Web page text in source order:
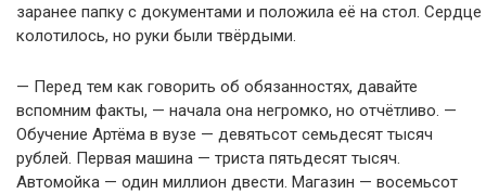
заранее папку с документами и положила её на стол. Сердце
колотилось, но руки были твёрдыми.
— Перед тем как говорить об обязанностях, давайте
вспомним факты, — начала она негромко, но отчётливо. —
Обучение Артёма в вузе — девятьсот семьдесят тысяч
рублей. Первая машина — триста пятьдесят тысяч.
Автомойка — один миллион двести. Магазин — восемьсот